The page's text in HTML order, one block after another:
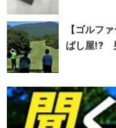
【ゴルフ
ばし屋!?